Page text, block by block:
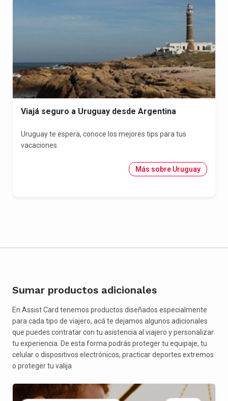
Viajá seguro a Uruguay desde Argentina
Uruguay te espera, conoce los mejores tips para tus
vacaciones.
Más sobre Uruguay
Sumar productos adicionales
En Assist Card tenemos productos diseñados especialmente
para cada tipo de viajero, acá te dejamos algunos adicionales
que puedes contratar con tu asistencia al viajero y personalizar
tu experiencia. De esta forma podrás proteger tu equipaje, tu
celular o dispositivos electrónicos, practicar deportes extremos
o proteger tu valija